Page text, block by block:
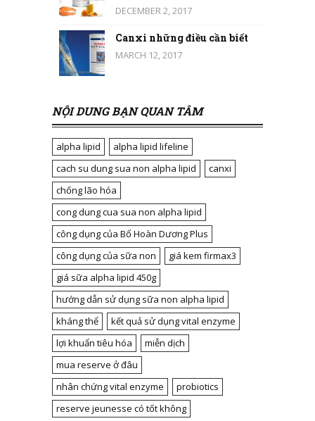
DECEMBER 2, 2017
Canxi những điều cần biết
MARCH 12, 2017
NỘI DUNG BẠN QUAN TÂM
alpha lipid
alpha lipid lifeline
cach su dung sua non alpha lipid
canxi
chống lão hóa
cong dung cua sua non alpha lipid
công dụng của Bổ Hoàn Dương Plus
công dụng của sữa non
giá kem firmax3
giá sữa alpha lipid 450g
hướng dẫn sử dụng sữa non alpha lipid
kháng thể
kết quả sử dụng vital enzyme
lợi khuẩn tiêu hóa
miễn dịch
mua reserve ở đâu
nhân chứng vital enzyme
probiotics
reserve jeunesse có tốt không